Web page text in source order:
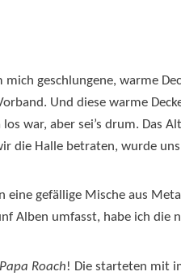
geschlungene, warme
Und diese warme
los war, aber sei’s drum. Das
die Halle betraten, wurde
eine gefällige Mische aus
Alben umfasst, habe ich die
Papa Roach! Die starteten mit